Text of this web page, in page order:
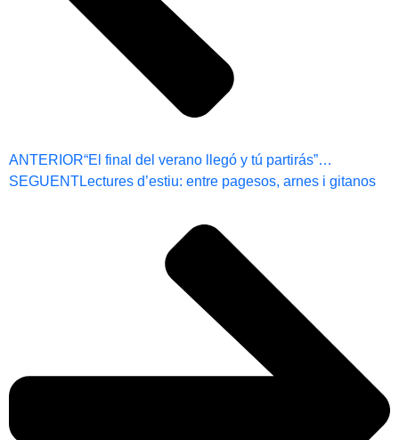
ANTERIOR“El final del verano llegó y tú partirás”…
SEGUENTLectures d’estiu: entre pagesos, arnes i gitanos